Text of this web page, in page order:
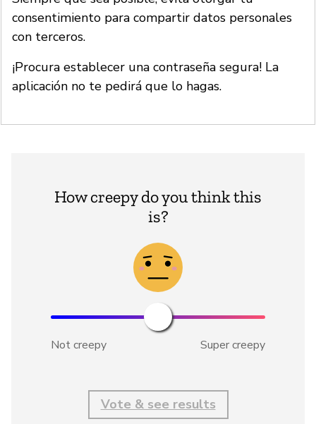
consentimiento para compartir datos personales
con terceros.
¡Procura establecer una contraseña segura! La
aplicación no te pedirá que lo hagas.
How creepy do you think this
is?
Not creepy Super creepy
Vote & see results